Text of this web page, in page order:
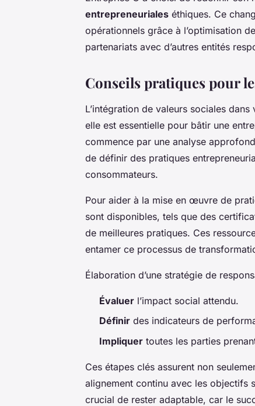
entrepreneuriales éthiques. Ce
opérationnels grâce à l’optimisation
partenariats avec d’autres entités
Conseils pratiques pour
L’intégration de valeurs sociales
elle est essentielle pour bâtir une
commence par une analyse
de définir des pratiques
consommateurs.
Pour aider à la mise en œuvre de
sont disponibles, tels que des
de meilleures pratiques. Ces
entamer ce processus de
Élaboration d’une stratégie de
Évaluer l’impact social attendu.
Définir des indicateurs de
Impliquer toutes les parties
Ces étapes clés assurent non
alignement continu avec les objectifs
crucial de rester adaptable, car le